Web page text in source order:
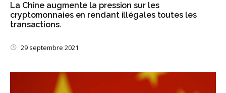
La Chine augmente la pression sur les
cryptomonnaies en rendant illégales toutes les
transactions.
29 septembre 2021